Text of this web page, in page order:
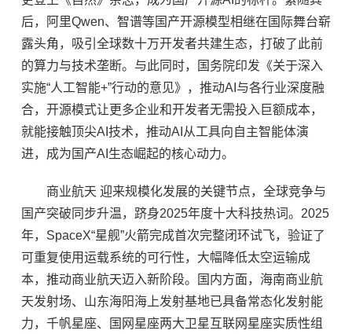
后，阿里Qwen、智谱等国产开源模型相继在国际舞台崭
露头角，吸引全球数十万开发者共建生态，打破了此前
的算力与技术垄断。与此同时，国务院印发《关于深入
实施“人工智能+”行动的意见》，推动AI与各行业深度融
合，开源模式让更多企业和开发者无需投入巨额成本，
就能接触顶尖AI技术，推动AI从工具向自主智能体演
进，成为国产AI生态崛起的核心动力。
商业航天 迎来规模化发展的关键节点，全球竞争与
国产突破同步升温，跻身2025年度十大科技热词。2025
年，SpaceX“星舰”火箭完成首次完整闭环试飞，验证了
可重复使用运载系统的可行性，大幅降低太空运输成
本，推动商业航天迈入新阶段。国内方面，海南商业航
天发射场、山东海阳海上发射基地已具备常态化发射能
力，千帆星座、国网星座两大卫星互联网星座实质性组